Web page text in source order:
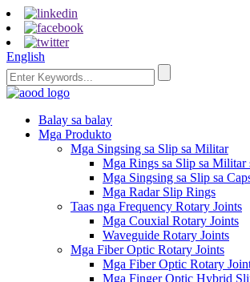
English
Balay sa balay
Mga Produkto
Mga Singsing sa Slip sa Militar
Mga Rings sa Slip sa Militar
Mga Singsing sa Slip sa
Mga Radar Slip Rings
Taas nga Frequency Rotary Joints
Mga Couxial Rotary Joints
Waveguide Rotary Joints
Mga Fiber Optic Rotary Joints
Mga Fiber Optic Rotary
Mga Finger Optic Hybrid